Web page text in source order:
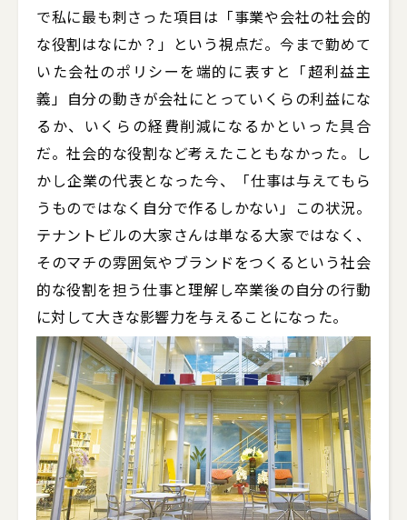
で私に最も刺さった項目は「事業や会社の社会的
な役割はなにか？」という視点だ。今まで勤めて
いた会社のポリシーを端的に表すと「超利益主
義」自分の動きが会社にとっていくらの利益にな
るか、いくらの経費削減になるかといった具合
だ。社会的な役割など考えたこともなかった。し
かし企業の代表となった今、「仕事は与えてもら
うものではなく自分で作るしかない」この状況。
テナントビルの大家さんは単なる大家ではなく、
そのマチの雰囲気やブランドをつくるという社会
的な役割を担う仕事と理解し卒業後の自分の行動